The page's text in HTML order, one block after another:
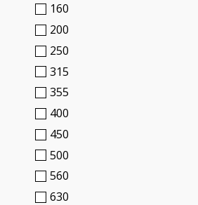
160
200
250
315
355
400
450
500
560
630